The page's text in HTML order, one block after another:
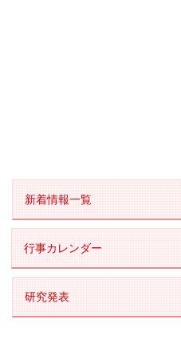
新着情報一覧
行事カレンダー
研究発表